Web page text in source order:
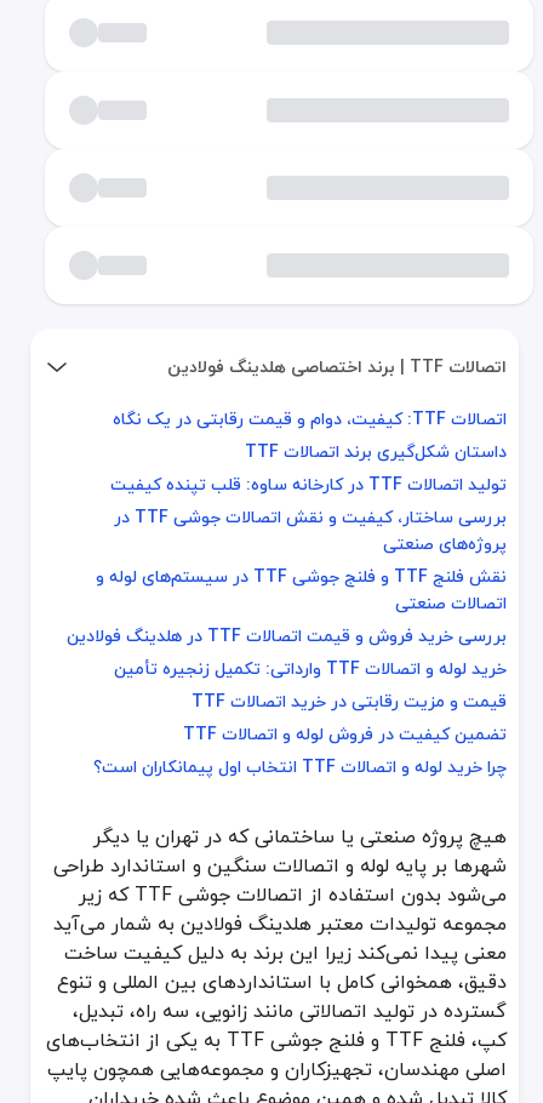
اتصالات TTF | برند اختصاصی هلدینگ فولادین
اتصالات TTF: کیفیت، دوام و قیمت رقابتی در یک نگاه
داستان شکل‌گیری برند اتصالات TTF
تولید اتصالات TTF در کارخانه ساوه: قلب تپنده کیفیت
بررسی ساختار، کیفیت و نقش اتصالات جوشی TTF در پروژه‌های صنعتی
نقش فلنج TTF و فلنج جوشی TTF در سیستم‌های لوله و اتصالات صنعتی
بررسی خرید فروش و قیمت اتصالات TTF در هلدینگ فولادین
خرید لوله و اتصالات TTF وارداتی: تکمیل زنجیره تأمین
قیمت و مزیت رقابتی در خرید اتصالات TTF
تضمین کیفیت در فروش لوله و اتصالات TTF
چرا خرید لوله و اتصالات TTF انتخاب اول پیمانکاران است؟
اتصالات TTF: کیفیت، دوام و قیمت رقابتی در یک نگاه
اتصالات TTF بازوی تخصصی تولید و بازرگانی هولدینگ معتبر
داستان شکل‌گیری برند اتصالات TTF
ایده تأسیس برند TTF از یک نیاز کلیدی در بازار نشأت گرفت. مدیران هولدینگ فولادین، با وجود شبکه تأمین قدرتمند خود، متوجه خلأ یک خط تولید داخلی مدرن برای اتصالات مانیسمان (بدون درز) شدند. هدف از تولد TTF، کاهش وابستگی بازار به واردات گران‌قیمت و زمان‌بر بود. این برند با ترکیب تولید داخلی محصولاتی نظیر زانو و سه‌راهی جوشی با استانداردهای جهانی و واردات محصولاتی چون
تولید اتصالات TTF در کارخانه ساوه: قلب تپنده کیفیت
اتصالات TTF: کیفیت، دوام و قیمت رقابتی در یک نگاه
داستان شکل‌گیری برند اتصالات TTF
تولید اتصالات TTF در کارخانه ساوه: قلب تپنده کیفیت
بررسی ساختار، کیفیت و نقش اتصالات جوشی TTF در
پروژه‌های صنعتی
نقش فلنج TTF و فلنج جوشی TTF در سیستم‌های لوله و
اتصالات صنعتی
بررسی خرید فروش و قیمت اتصالات TTF در هلدینگ فولادین
خرید لوله و اتصالات TTF وارداتی: تکمیل زنجیره تأمین
قیمت و مزیت رقابتی در خرید اتصالات TTF
تضمین کیفیت در فروش لوله و اتصالات TTF
چرا خرید لوله و اتصالات TTF انتخاب اول پیمانکاران است؟
هیچ پروژه صنعتی یا ساختمانی که در تهران یا دیگر
شهرها بر پایه لوله و اتصالات سنگین و استاندارد طراحی
می‌شود بدون استفاده از اتصالات جوشی TTF که زیر
مجموعه تولیدات معتبر هلدینگ فولادین به شمار می‌آید
معنی پیدا نمی‌کند زیرا این برند به دلیل کیفیت ساخت
دقیق، همخوانی کامل با استانداردهای بین المللی و تنوع
گسترده در تولید اتصالاتی مانند زانویی، سه راه، تبدیل،
کپ، فلنج TTF و فلنج جوشی TTF به یکی از انتخاب‌های
اصلی مهندسان، تجهیزکاران و مجموعه‌هایی همچون پایپ